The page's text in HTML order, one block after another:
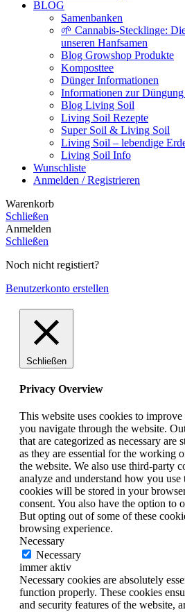
BLOG
Samenbanken
🌱 Cannabis-Stecklinge:
unseren Hanfsamen
Blog Growshop Produkte
Komposttee
Dünger Informationen
Informationen zur
Blog Living Soil
Living Soil Rezepte
Super Soil & Living Soil
Living Soil – lebendige
Living Soil Info
Wunschliste
Anmelden / Registrieren
Warenkorb
Schließen
Anmelden
Schließen
Noch nicht registiert?
Benutzerkonto erstellen
Schließen
Privacy Overview
This website uses cookies to
you navigate through the website.
that are categorized as necessary are
as they are essential for the working
the website. We also use third-party
analyze and understand how you use
cookies will be stored in your
consent. You also have the option to
But opting out of some of these
browsing experience.
Necessary
Necessary
immer aktiv
Necessary cookies are absolutely
function properly. These cookies
and security features of the website,